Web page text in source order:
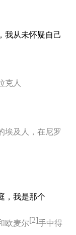
我从未怀疑自己
克人
埃及人，在尼罗
，我是那个
欧麦尔[2]手中得